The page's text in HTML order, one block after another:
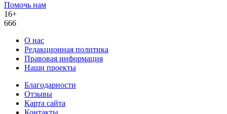
Помочь нам
16+
666
О нас
Редакционная политика
Правовая информация
Наши проекты
Благодарности
Отзывы
Карта сайта